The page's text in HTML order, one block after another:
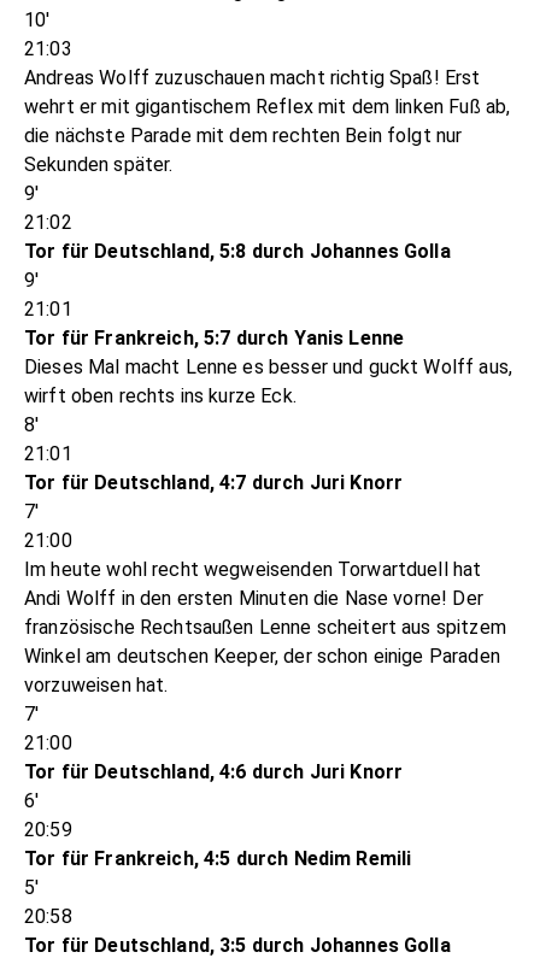
10'
21:03
Andreas Wolff zuzuschauen macht richtig Spaß! Erst
wehrt er mit gigantischem Reflex mit dem linken Fuß ab,
die nächste Parade mit dem rechten Bein folgt nur
Sekunden später.
9'
21:02
Tor für Deutschland, 5:8 durch Johannes Golla
9'
21:01
Tor für Frankreich, 5:7 durch Yanis Lenne
Dieses Mal macht Lenne es besser und guckt Wolff aus,
wirft oben rechts ins kurze Eck.
8'
21:01
Tor für Deutschland, 4:7 durch Juri Knorr
7'
21:00
Im heute wohl recht wegweisenden Torwartduell hat
Andi Wolff in den ersten Minuten die Nase vorne! Der
französische Rechtsaußen Lenne scheitert aus spitzem
Winkel am deutschen Keeper, der schon einige Paraden
vorzuweisen hat.
7'
21:00
Tor für Deutschland, 4:6 durch Juri Knorr
6'
20:59
Tor für Frankreich, 4:5 durch Nedim Remili
5'
20:58
Tor für Deutschland, 3:5 durch Johannes Golla